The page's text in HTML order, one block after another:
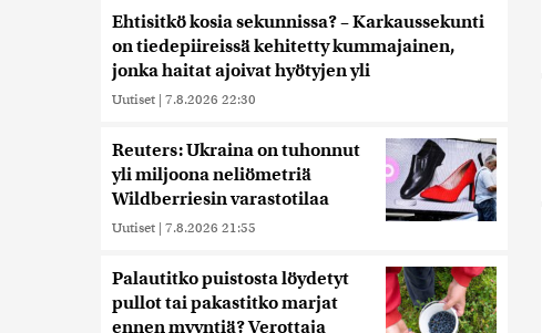
Ehtisitkö kosia sekunnissa? – Karkaussekunti
on tiedepiireissä kehitetty kummajainen,
jonka haitat ajoivat hyötyjen yli
Uutiset | 7.8.2026 22:30
Reuters: Ukraina on tuhonnut
yli miljoona neliömetriä
Wildberriesin varastotilaa
Uutiset | 7.8.2026 21:55
Palautitko puistosta löydetyt
pullot tai pakastitko marjat
ennen myyntiä? Verottaja